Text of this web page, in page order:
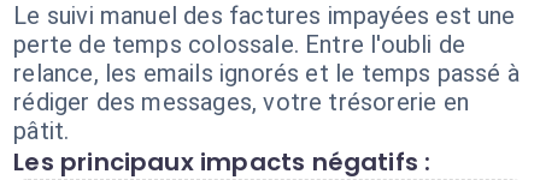
Le suivi manuel des factures impayées est une
perte de temps colossale. Entre l'oubli de
relance, les emails ignorés et le temps passé à
rédiger des messages, votre trésorerie en
pâtit.
Les principaux impacts négatifs :